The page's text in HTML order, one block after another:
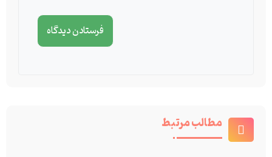
مطالب مرتبط